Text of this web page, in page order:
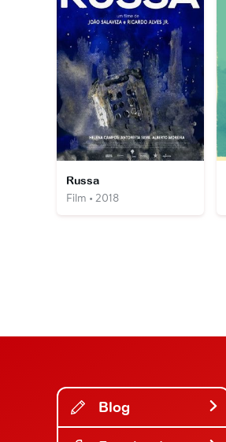
Russa
Film • 2018
Blog